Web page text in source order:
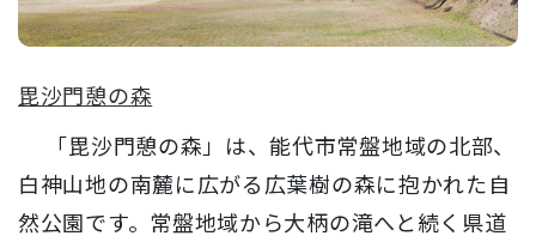
毘沙門憩の森
「毘沙門憩の森」は、能代市常盤地域の北部、
白神山地の南麓に広がる広葉樹の森に抱かれた自
然公園です。常盤地域から大柄の滝へと続く県道